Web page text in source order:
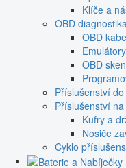
Klíče a
OBD
OBD
OBD
Příslušenství
Příslušenství
Kufry a
Nosiče
Cyklo